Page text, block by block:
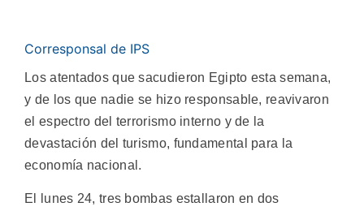
Corresponsal de IPS
Los atentados que sacudieron Egipto esta semana,
y de los que nadie se hizo responsable, reavivaron
el espectro del terrorismo interno y de la
devastación del turismo, fundamental para la
economía nacional.
El lunes 24, tres bombas estallaron en dos